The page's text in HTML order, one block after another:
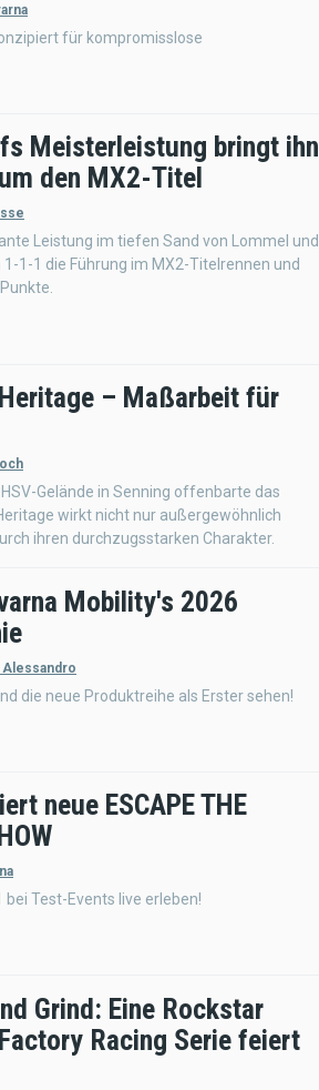
für kompromisslose
Meisterleistung bringt ihn
den MX2-Titel
Leistung im tiefen Sand von Lommel und
1-1 die Führung im MX2-Titelrennen und
– Maßarbeit für
Gelände in Senning offenbarte das
wirkt nicht nur außergewöhnlich
ihren durchzugsstarken Charakter.
Mobility's 2026
Alessandro
die neue Produktreihe als Erster sehen!
neue ESCAPE THE
Test-Events live erleben!
Grind: Eine Rockstar
Racing Serie feiert